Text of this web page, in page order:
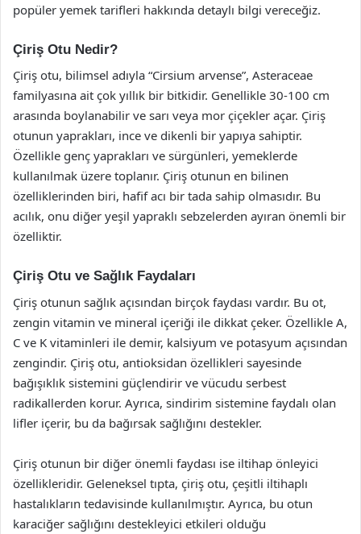
popüler yemek tarifleri hakkında detaylı bilgi vereceğiz.
Çiriş Otu Nedir?
Çiriş otu, bilimsel adıyla “Cirsium arvense”, Asteraceae
familyasına ait çok yıllık bir bitkidir. Genellikle 30-100 cm
arasında boylanabilir ve sarı veya mor çiçekler açar. Çiriş
otunun yaprakları, ince ve dikenli bir yapıya sahiptir.
Özellikle genç yaprakları ve sürgünleri, yemeklerde
kullanılmak üzere toplanır. Çiriş otunun en bilinen
özelliklerinden biri, hafif acı bir tada sahip olmasıdır. Bu
acılık, onu diğer yeşil yapraklı sebzelerden ayıran önemli bir
özelliktir.
Çiriş Otu ve Sağlık Faydaları
Çiriş otunun sağlık açısından birçok faydası vardır. Bu ot,
zengin vitamin ve mineral içeriği ile dikkat çeker. Özellikle A,
C ve K vitaminleri ile demir, kalsiyum ve potasyum açısından
zengindir. Çiriş otu, antioksidan özellikleri sayesinde
bağışıklık sistemini güçlendirir ve vücudu serbest
radikallerden korur. Ayrıca, sindirim sistemine faydalı olan
lifler içerir, bu da bağırsak sağlığını destekler.
Çiriş otunun bir diğer önemli faydası ise iltihap önleyici
özellikleridir. Geleneksel tıpta, çiriş otu, çeşitli iltihaplı
hastalıkların tedavisinde kullanılmıştır. Ayrıca, bu otun
karaciğer sağlığını destekleyici etkileri olduğu